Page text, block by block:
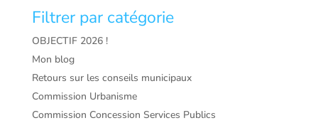
Filtrer par catégorie
OBJECTIF 2026 !
Mon blog
Retours sur les conseils municipaux
Commission Urbanisme
Commission Concession Services Publics